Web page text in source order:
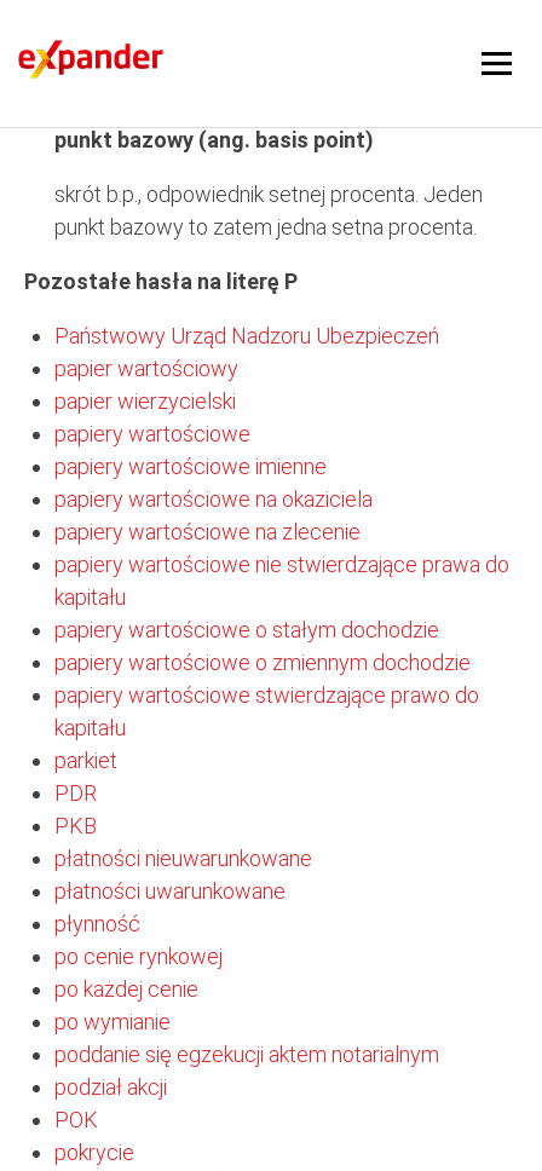
punkt bazowy (ang. basis point)
skrót b.p., odpowiednik setnej procenta. Jeden
punkt bazowy to zatem jedna setna procenta.
Pozostałe hasła na literę P
Państwowy Urząd Nadzoru Ubezpieczeń
papier wartościowy
papier wierzycielski
papiery wartościowe
papiery wartościowe imienne
papiery wartościowe na okaziciela
papiery wartościowe na zlecenie
papiery wartościowe nie stwierdzające prawa do
kapitału
papiery wartościowe o stałym dochodzie
papiery wartościowe o zmiennym dochodzie
papiery wartościowe stwierdzające prawo do
kapitału
parkiet
PDR
PKB
płatności nieuwarunkowane
płatności uwarunkowane
płynność
po cenie rynkowej
po każdej cenie
po wymianie
poddanie się egzekucji aktem notarialnym
podział akcji
POK
pokrycie